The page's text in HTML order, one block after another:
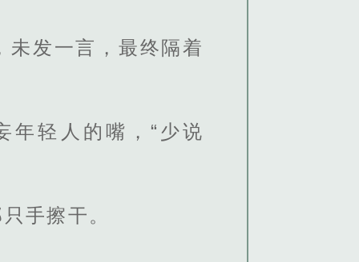
未发一言，最终隔着
年轻人的嘴，“少说
手擦干。